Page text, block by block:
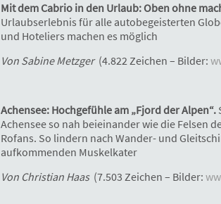
Mit dem Cabrio in den Urlaub: Oben ohne
Urlaubserlebnis für alle autobegeisterten
und Hoteliers machen es möglich
Von Sabine Metzger (4.822 Zeichen – Bilder:
Achensee: Hochgefühle am „Fjord der Alpen“.
Achensee so nah beieinander wie die Felsen
Rofans. So lindern nach Wander- und
aufkommenden Muskelkater
Von Christian Haas (7.503 Zeichen – Bilder: